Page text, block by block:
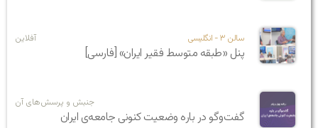
سالن ۳ - انگلیسی آفلاین
پنل «طبقه متوسط فقیر ایران» [فارسی]
جنبش و پرسش‌های آن
گفت‌وگو در باره‌ وضعیت کنونی جامعه‌ی ایران